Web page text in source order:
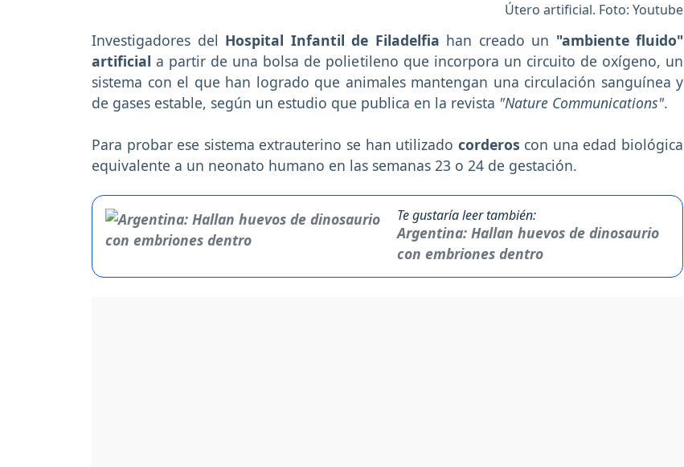
Útero artificial. Foto: Youtube
Investigadores del Hospital Infantil de Filadelfia han creado un "ambiente fluido"
artificial a partir de una bolsa de polietileno que incorpora un circuito de oxígeno, un
sistema con el que han logrado que animales mantengan una circulación sanguínea y
de gases estable, según un estudio que publica en la revista "Nature Communications".
Para probar ese sistema extrauterino se han utilizado corderos con una edad biológica
equivalente a un neonato humano en las semanas 23 o 24 de gestación.
Te gustaría leer también:
Argentina: Hallan huevos de dinosaurio
con embriones dentro